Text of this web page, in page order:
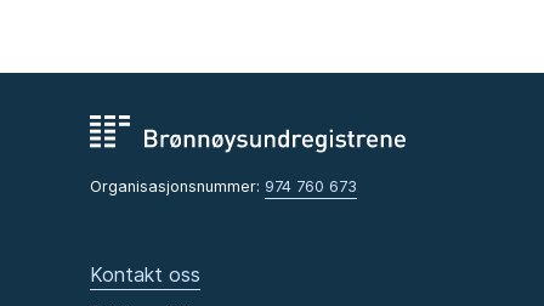
Organisasjonsnummer: 974 760 673
Kontakt oss